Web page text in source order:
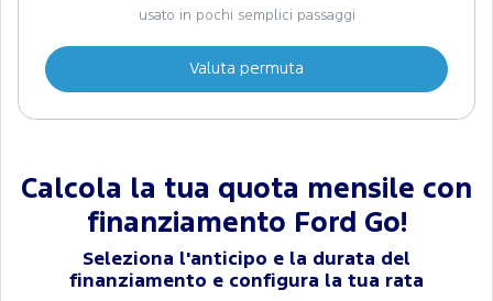
usato in pochi semplici passaggi
Valuta permuta
Calcola la tua quota mensile con
finanziamento Ford Go!
Seleziona l'anticipo e la durata del
finanziamento e configura la tua rata